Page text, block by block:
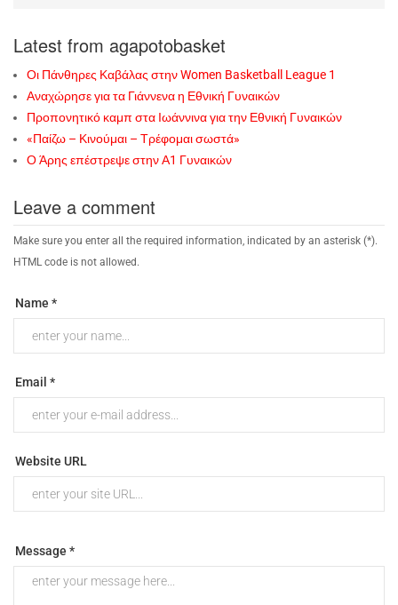
Latest from agapotobasket
Οι Πάνθηρες Καβάλας στην Women Basketball League 1
Αναχώρησε για τα Γιάννενα η Εθνική Γυναικών
Προπονητικό καμπ στα Ιωάννινα για την Εθνική Γυναικών
«Παίζω – Κινούμαι – Τρέφομαι σωστά»
Ο Άρης επέστρεψε στην Α1 Γυναικών
Leave a comment
Make sure you enter all the required information, indicated by an asterisk (*).
HTML code is not allowed.
Name *
Email *
Website URL
Message *